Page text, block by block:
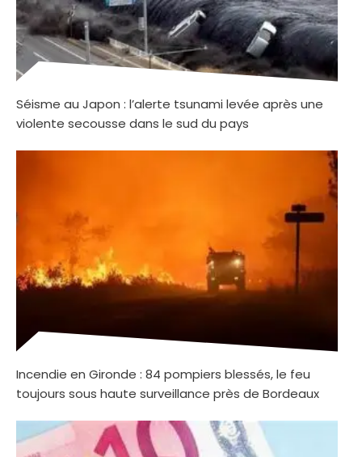
Séisme au Japon : l’alerte tsunami levée après une
violente secousse dans le sud du pays
Incendie en Gironde : 84 pompiers blessés, le feu
toujours sous haute surveillance près de Bordeaux